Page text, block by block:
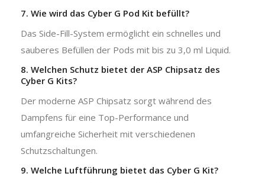
7. Wie wird das Cyber G Pod Kit befüllt?
Das Side-Fill-System ermöglicht ein schnelles und
sauberes Befüllen der Pods mit bis zu 3,0 ml Liquid.
8. Welchen Schutz bietet der ASP Chipsatz des
Cyber G Kits?
Der moderne ASP Chipsatz sorgt während des
Dampfens für eine Top-Performance und
umfangreiche Sicherheit mit verschiedenen
Schutzschaltungen.
9. Welche Luftführung bietet das Cyber G Kit?